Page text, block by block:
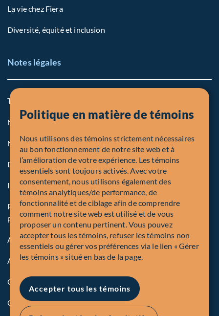
La vie chez Fiera
Diversité, équité et inclusion
Notes légales
Termes et conditions
Notre politique sur les témoins
Note légale aux personnes des États-Unis
Dénonciation
Inscriptions et autorités
Politique mondiale sur la protection des renseignements
personnels de Corporation Fiera Capital
Accessibilité
Avis de sécurité
Conformité
Gérer les témions
Politique en matière de témoins
Nous utilisons des témoins strictement nécessaires
au bon fonctionnement de notre site web et à
l’amélioration de votre expérience. Les témoins
essentiels sont toujours activés. Avec votre
consentement, nous utilisons également des
témoins analytiques/de performance, de
fonctionnalité et de ciblage afin de comprendre
comment notre site web est utilisé et de vous
proposer un contenu pertinent. Vous pouvez
accepter tous les témoins, refuser les témoins non
essentiels ou gérer vos préférences via le lien « Gérer
les témoins » situé en bas de la page.
Accepter tous les témoins